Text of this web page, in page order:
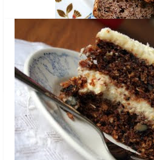
Nigella Lawsoni